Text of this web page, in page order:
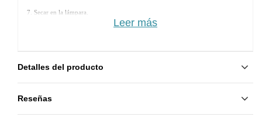
7. Secar en la lámpara.
Leer más
Detalles del producto
Reseñas